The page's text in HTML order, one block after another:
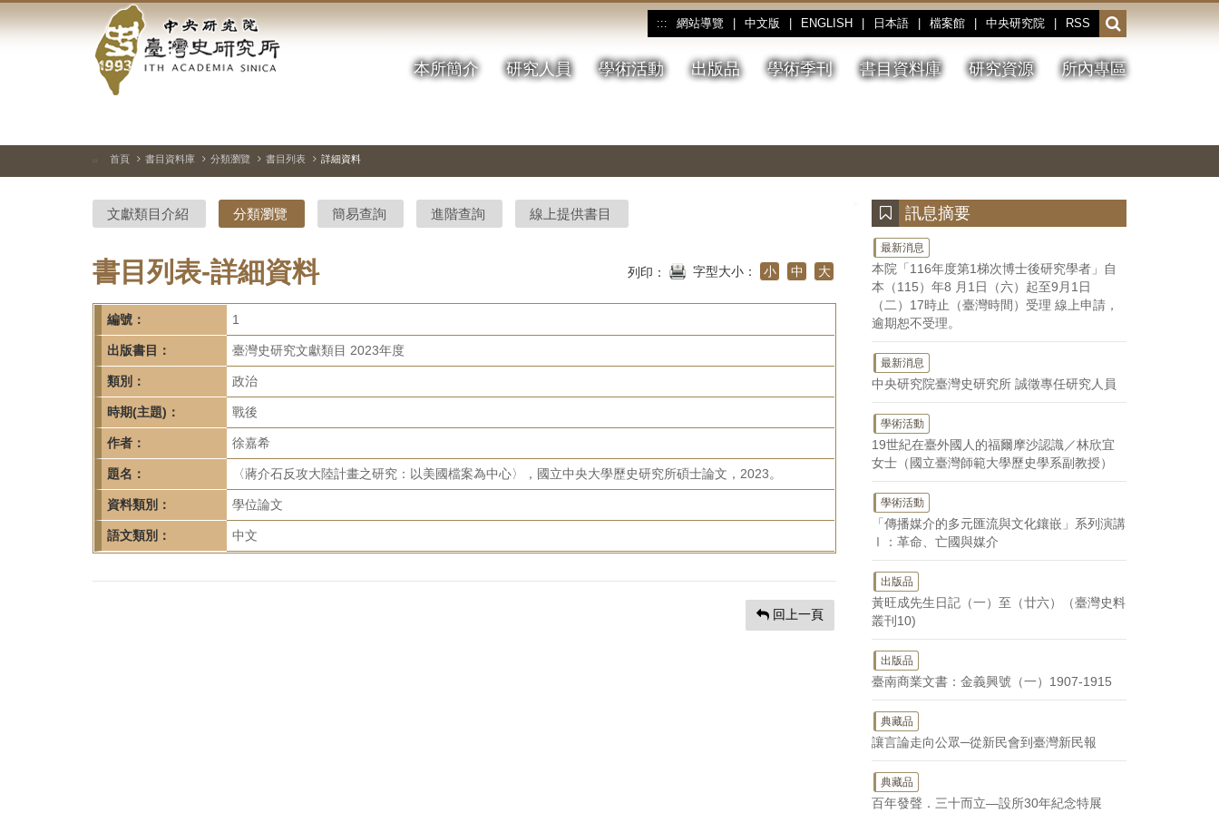
到
中
央
研
院-
臺
灣
史
研
究
所-
首
頁
::: 網站導覽 中文版 ENGLISH 日本語 檔案館 中央研究院 RSS
開
啟
或
收
本所簡介 研究人員 學術活動 出版品 學術季刊 書目資料庫 研究資源 所內專區
停、
圖
圖
結
::: 首頁 書目資料庫 分類瀏覽 書目列表 詳細資料
文獻類目介紹 分類瀏覽 簡易查詢 進階查詢 線上提供書目
書目列表-詳細資料 列印： 字型大小： 小 中 大
編號： 1
出版書目： 臺灣史研究文獻類目 2023年度
類別： 政治
時期(主題)： 戰後
作者： 徐嘉希
題名： 〈蔣介石反攻大陸計畫之研究：以美國檔案為中心〉，國立中央大學歷史研究所碩士論文，2023。
資料類別： 學位論文
語文類別： 中文
回上一頁
訊息摘要
最新消息
本院「116年度第1梯次博士後研究學者」自
本（115）年8 月1日（六）起至9月1日
（二）17時止（臺灣時間）受理 線上申請，
逾期恕不受理。
最新消息
中央研究院臺灣史研究所 誠徵專任研究人員
學術活動
19世紀在臺外國人的福爾摩沙認識／林欣宜
女士（國立臺灣師範大學歷史學系副教授）
學術活動
「傳播媒介的多元匯流與文化鑲嵌」系列演講
Ⅰ：革命、亡國與媒介
出版品
黃旺成先生日記（一）至（廿六）（臺灣史料
叢刊10)
出版品
臺南商業文書：金義興號（一）1907-1915
典藏品
讓言論走向公眾─從新民會到臺灣新民報
典藏品
百年發聲．三十而立—設所30年紀念特展